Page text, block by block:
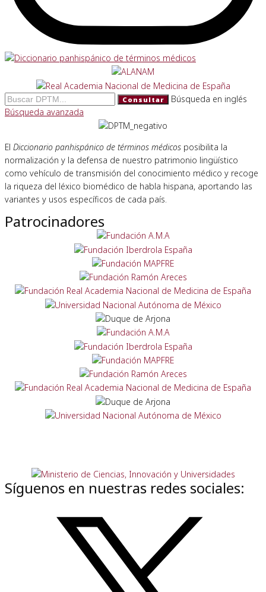
Consultar
Búsqueda en inglés
Búsqueda avanzada
El Diccionario panhispánico de términos médicos posibilita la
normalización y la defensa de nuestro patrimonio lingüístico
como vehículo de transmisión del conocimiento médico y recoge
la riqueza del léxico biomédico de habla hispana, aportando las
variantes y usos específicos de cada país.
Patrocinadores
Síguenos en nuestras redes sociales: